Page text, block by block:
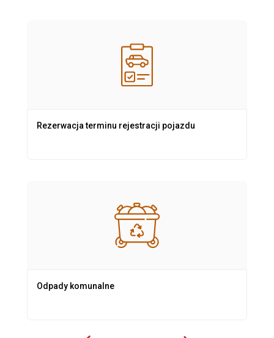
Rezerwacja terminu rejestracji pojazdu
Odpady komunalne